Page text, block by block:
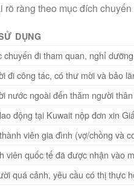
ràng theo mục đích
DỤNG
chuyến đi tham quan, nghỉ
đi công tác, có thư mời và bảo
nước ngoài đến thăm người
động tại Kuwait nộp đơn xin
viên gia đình (vợ/chồng và
viên quốc tế đã được nhận vào
quá cảnh, yêu cầu có thị thực